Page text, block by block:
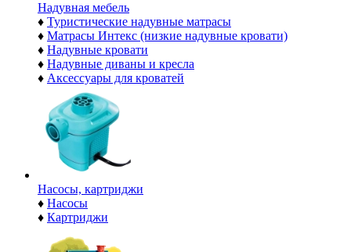
Надувная мебель
♦ Туристические надувные матрасы
♦ Матрасы Интекс (низкие надувные кровати)
♦ Надувные кровати
♦ Надувные диваны и кресла
♦ Аксессуары для кроватей
Насосы, картриджи
♦ Насосы
♦ Картриджи